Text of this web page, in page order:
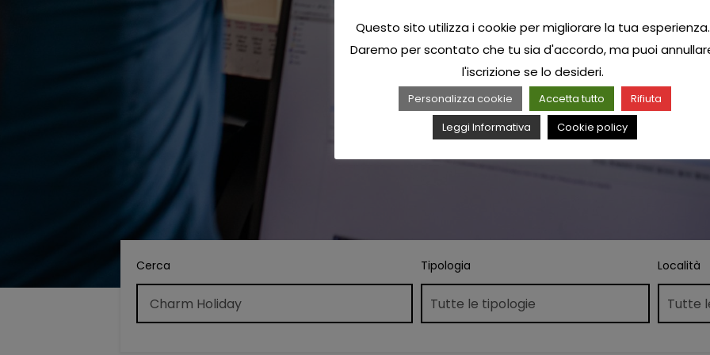
Cerca Tipologia Località
Questo sito utilizza i cookie per migliorare la tua esperienza.
Daremo per scontato che tu sia d'accordo, ma puoi
l'iscrizione se lo desideri.
Personalizza cookie Accetta tutto
Rifiuta
Leggi Informativa
Cookie policy